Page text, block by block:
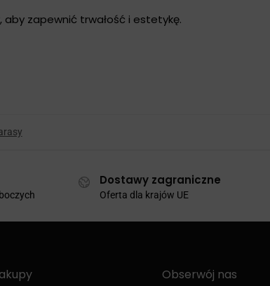
zapewnić trwałość i estetykę.
Dostawy zagraniczne
Oferta dla krajów UE
Obserwój nas